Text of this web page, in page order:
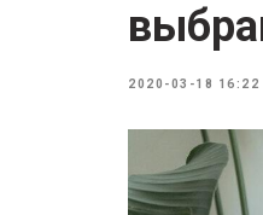
2020-03-18 16:22